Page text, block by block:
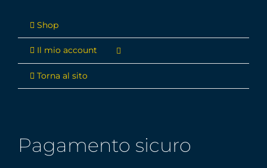
Shop
Il mio account
Torna al sito
Pagamento sicuro